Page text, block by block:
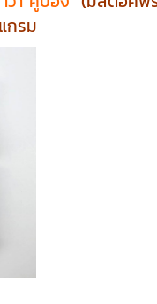
กรม